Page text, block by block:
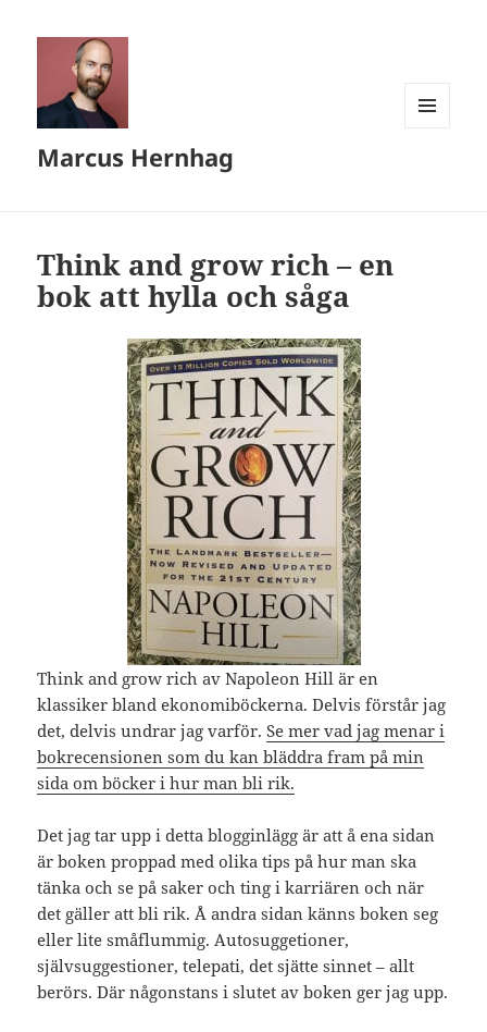
Marcus Hernhag
Think and grow rich – en
bok att hylla och såga
Think and grow rich av Napoleon Hill är en
klassiker bland ekonomiböckerna. Delvis förstår jag
det, delvis undrar jag varför.Se mer vad jag menar i
bokrecensionen som du kan bläddra fram på min
sida om böcker i hur man bli rik.
Det jag tar upp i detta blogginlägg är att å ena sidan
är boken proppad med olika tips på hur man ska
tänka och se på saker och ting i karriären och när
det gäller att bli rik. Å andra sidan känns boken seg
eller lite småflummig. Autosuggetioner,
självsuggestioner, telepati, det sjätte sinnet – allt
berörs. Där någonstans i slutet av boken ger jag upp.